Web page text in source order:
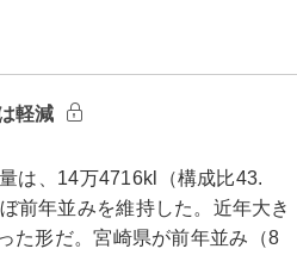
軽減
は、14万4716kl（構成比43.
前年並みを維持した。近年大き
た形だ。宮崎県が前年並み（8